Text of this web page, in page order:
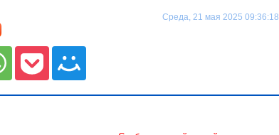
Среда, 21 мая 2025 09:36:18